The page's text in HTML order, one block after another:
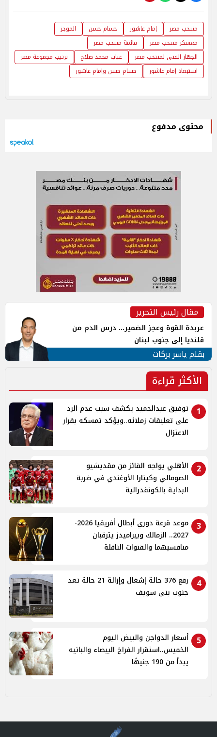
منتخب مصر إمام عاشور حسام حسن
الموجز
معسكر منتخب مصر
قائمة منتخب مصر
الجهاز الفني لمنتخب مصر
غياب محمد صلاح
ترتيب مجموعة مصر
استبعاد إمام عاشور
حسام حسن وإمام عاشور
محتوى مدفوع
مقال رئيس التحرير
عربدة القوة وعجز الضمير... درس الدم من
قلنديا إلى جنوب لبنان
بقلم ياسر بركات
الأكثر قراءة
1
توفيق عبدالحميد يكشف سبب عدم الرد
على تعليقات زملائه..ويؤكد تمسكه بقرار
الاعتزال
2
الأهلي يواجه الفائز من مقديشيو
الصومالي وكيتارا الأوغندي في ضربة
البداية بالكونفدرالية
3
موعد قرعة دوري أبطال أفريقيا 2026-
2027.. الزمالك وبيراميدز يترقبان
منافسيهما والقنوات الناقلة
4
رفع 376 حالة إشغال وإزالة 21 حالة تعد
جنوب بنى سويف
5
أسعار الدواجن والبيض اليوم
الخميس..استقرار الفراخ البيضاء والبانيه
يبدأ من 190 جنيهًا